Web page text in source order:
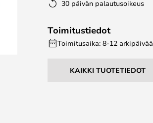
30 päivän palautusoikeus
Toimitustiedot
Toimitusaika: 8-12 arkipäivää
KAIKKI TUOTETIEDOT